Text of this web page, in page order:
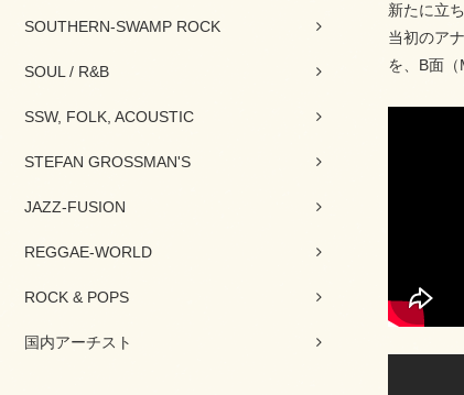
SOUTHERN-SWAMP ROCK
SOUL / R&B
SSW, FOLK, ACOUSTIC
STEFAN GROSSMAN'S
JAZZ-FUSION
REGGAE-WORLD
ROCK & POPS
国内アーチスト
新たに立
当初のア
を、B面（